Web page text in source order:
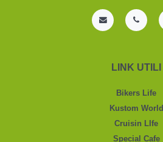
LINK UTILI
Bikers Life
Kustom World
Cruisin LIfe
Special Cafe